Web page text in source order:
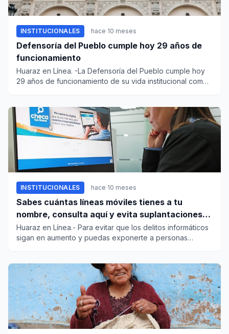
INSTITUCIONALES hace 10 meses
Defensoría del Pueblo cumple hoy 29 años de
funcionamiento
Huaraz en Línea. -La Defensoría del Pueblo cumple hoy
29 años de funcionamiento de su vida institucional como
INSTITUCIONALES hace 10 meses
Sabes cuántas líneas móviles tienes a tu
nombre, consulta aquí y evita suplantaciones
de identidad
Huaraz en Línea.- Para evitar que los delitos informáticos
sigan en aumento y puedas exponerte a personas